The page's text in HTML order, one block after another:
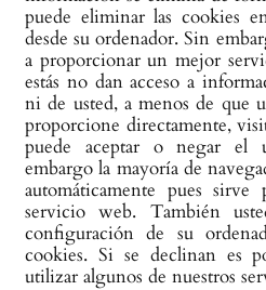
puede eliminar las cookies
desde su ordenador. Sin
a proporcionar un mejor
estás no dan acceso a
ni de usted, a menos de que
proporcione directamente,
puede aceptar o negar el
embargo la mayoría de
automáticamente pues
servicio web. También
configuración de su
cookies. Si se declinan es
utilizar algunos de nuestros